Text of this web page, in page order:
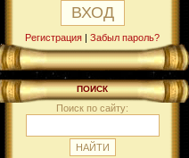
Регистрация | Забыл пароль?
ПОИСК
Поиск по сайту: